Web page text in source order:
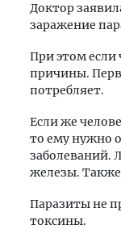
Доктор
заражение
При этом если
причины.
потребляет.
Если же
то ему нужно
заболеваний.
железы. Также
Паразиты не
токсины.